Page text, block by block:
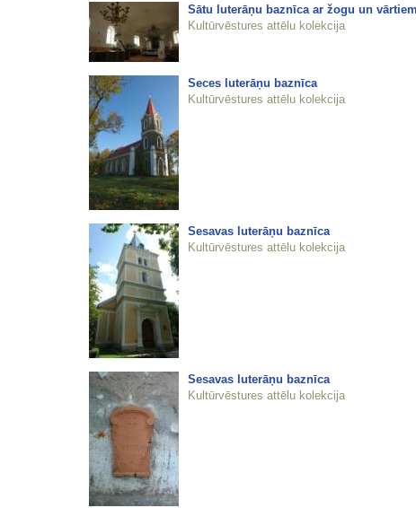
Sātu luterāņu baznīca ar žogu un vārtiem
Kultūrvēstures attēlu kolekcija
Seces luterāņu baznīca
Kultūrvēstures attēlu kolekcija
Sesavas luterāņu baznīca
Kultūrvēstures attēlu kolekcija
Sesavas luterāņu baznīca
Kultūrvēstures attēlu kolekcija